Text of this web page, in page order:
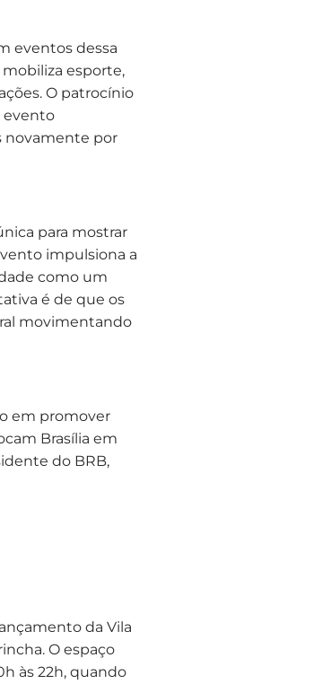
eventos dessa
esporte,
O patrocínio
evento
novamente por
para mostrar
impulsiona a
como um
é de que os
movimentando
em promover
Brasília em
do BRB,
da Vila
O espaço
às 22h, quando